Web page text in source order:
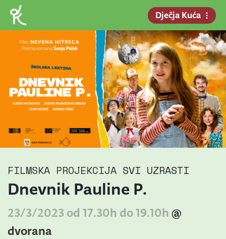
Dječja Kuća
FILMSKA PROJEKCIJA SVI UZRASTI
Dnevnik Pauline P.
23/3/2023 od 17.30h do 19.10h @
dvorana